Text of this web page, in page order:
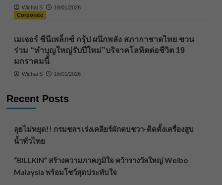
Wichai S
18/01/2026
Corporate
เมเจอร์ ซีนีเพล็กซ์ กรุ้ป ผนึกพลัง สภากาชาดไทย ชวน
ร่วม “ทำบุญใหญ่รับปีใหม่”บริจาคโลหิตต่อชีวิต 19
มกราคมนี้
Wichai S 16/01/2026
Recent Posts
ลุยไม่หยุด!! กรมชลฯ เร่งเคลียร์ผักตบชวา-ติดตั้งเครื่องสูบ
น้ำทั่วไทย
“BILLKIN” สร้างความภาคภูมิใจ คว้ารางวัลใหญ่ Weibo
Malaysia พร้อมโชว์สุดประทับใจ